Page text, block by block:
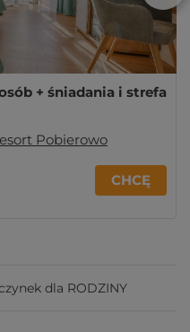
+ śniadania i strefa
Pobierowo
CHCĘ
dla RODZINY